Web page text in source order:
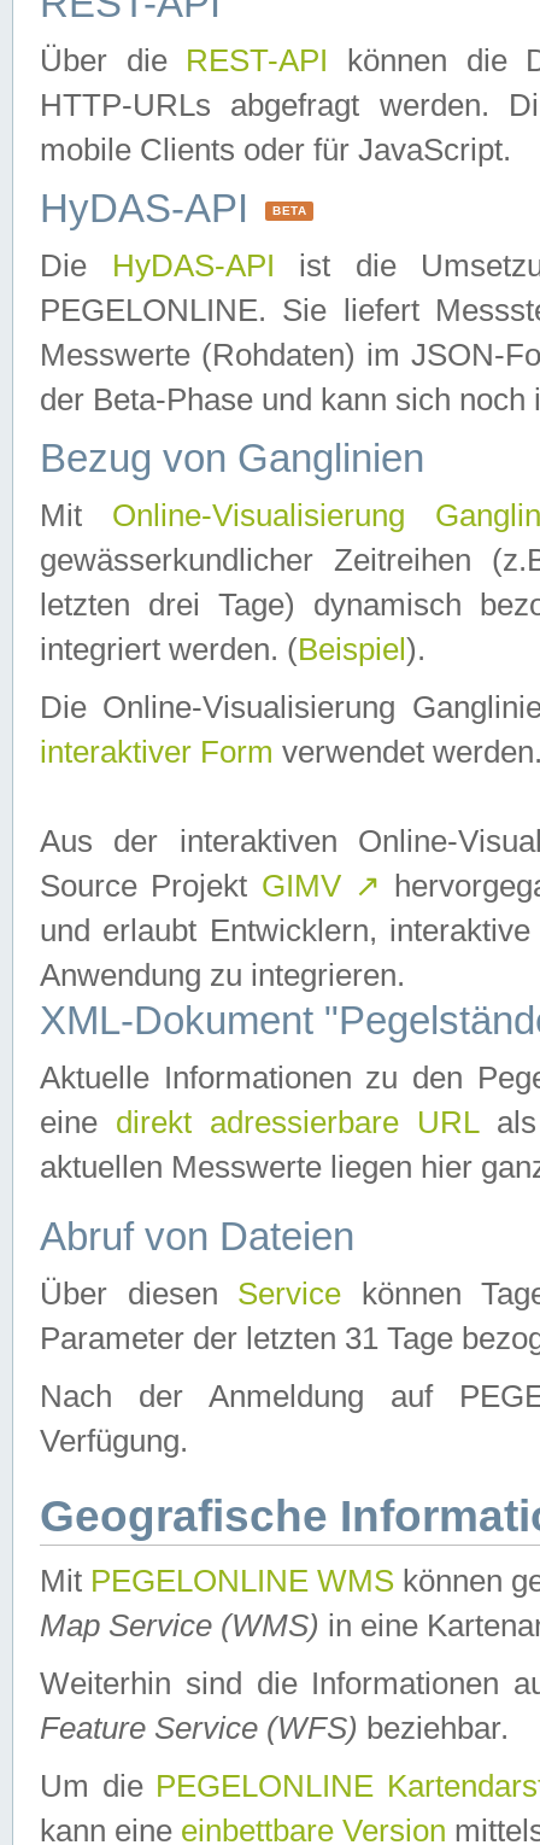
Über die REST-API können die
HTTP-URLs abgefragt werden.
mobile Clients oder für JavaScript.
HyDAS-API BETA
Die HyDAS-API ist die
PEGELONLINE. Sie liefert
Messwerte (Rohdaten) im JSON-
der Beta-Phase und kann sich noch
Bezug von Ganglinien
Mit Online-Visualisierung
gewässerkundlicher Zeitreihen
letzten drei Tage) dynamisch
integriert werden. (Beispiel ).
Die Online-Visualisierung
interaktiver Form verwendet
Aus der interaktiven Online-
Source Projekt GIMV ↗
und erlaubt Entwicklern,
Anwendung zu integrieren.
XML-Dokument
Aktuelle Informationen zu den
eine direkt adressierbare URLals
aktuellen Messwerte liegen hier
Abruf von Dateien
Über diesen Service können
Parameter der letzten 31 Tage
Nach der Anmeldung auf
Verfügung.
Geografische
Mit PEGELONLINE WMS können
Map Service (WMS) in eine
Weiterhin sind die Informationen
Feature Service (WFS) beziehbar.
Um die PEGELONLINE
kann eine einbettbare Version